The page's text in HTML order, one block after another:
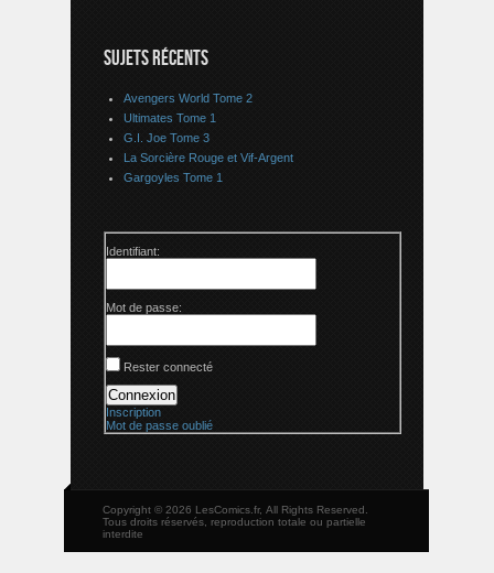
SUJETS RÉCENTS
Avengers World Tome 2
Ultimates Tome 1
G.I. Joe Tome 3
La Sorcière Rouge et Vif-Argent
Gargoyles Tome 1
Identifiant:
Mot de passe:
Rester connecté
Connexion
Inscription
Mot de passe oublié
Copyright © 2026 LesComics.fr, All Rights Reserved.
Tous droits réservés, reproduction totale ou partielle
interdite